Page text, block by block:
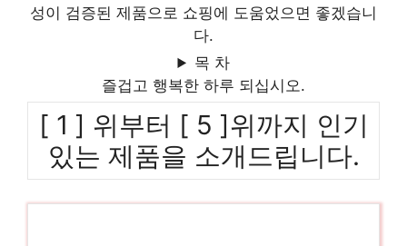
성이 검증된 제품으로 쇼핑에 도움었으면 좋겠습니
다.
목 차
즐겁고 행복한 하루 되십시오.
[ 1 ] 위부터 [ 5 ]위까지 인기
있는 제품을 소개드립니다.